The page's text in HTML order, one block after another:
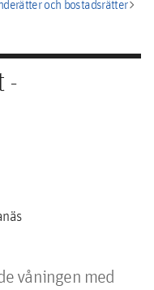
och bostadsrätterchevron_right
-
våningen med